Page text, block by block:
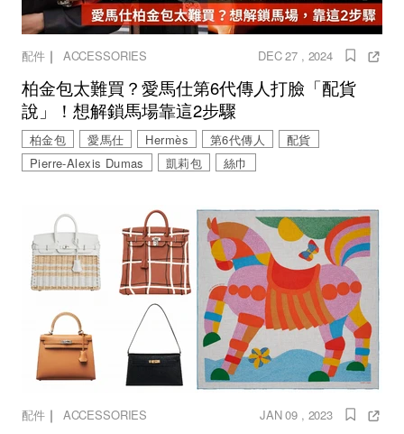
配件｜ ACCESSORIES DEC 27 , 2024
柏金包太難買？愛馬仕第6代傳人打臉「配貨
說」！想解鎖馬場靠這2步驟
柏金包 愛馬仕 Hermès 第6代傳人
配貨
Pierre-Alexis Dumas
凱莉包 絲巾
配件｜ ACCESSORIES JAN 09 , 2023